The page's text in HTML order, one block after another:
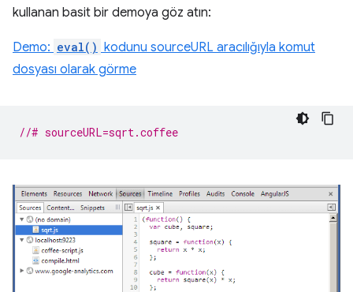
kullanan basit bir demoya göz atın:
Demo: eval() kodunu sourceURL aracılığıyla komut
dosyası olarak görme
//# sourceURL=sqrt.coffee